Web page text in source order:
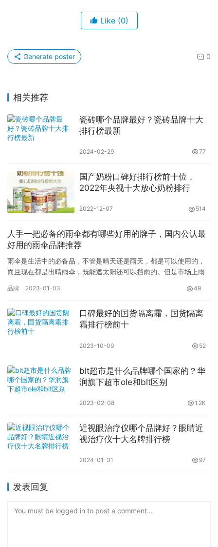
Like (0)
0
Generate poster
相关推荐
瓷砖哪个品牌最好？瓷砖品牌十大
排行榜最新
2024-02-29 77
国产奶粉口碑好排行榜前十位，
2022年央视十大放心奶粉排行
2022-12-07 514
人手一把必备的雨伞都有哪些好用的牌子，国内公认最
好用的雨伞品牌推荐
雨伞是生活中的必备品，不管是晴天还是雨天，都是可以使用的，
而且现在都是出晴雨伞，既能遮太阳还可以挡雨的。但是市场上雨
多人就…
品牌 2023-01-03 49
口碑最好的国货隔离霜，国货隔离
霜排行榜前十
2023-10-09 52
blt超市是什么品牌哪个国家的？华
润旗下超市ole和blt区别
2023-02-08 1.2K
近视眼治疗仪哪个品牌好？眼睛近
视治疗仪十大名牌排行榜
2024-01-31 97
发表回复
You must be logged in to post a comment...